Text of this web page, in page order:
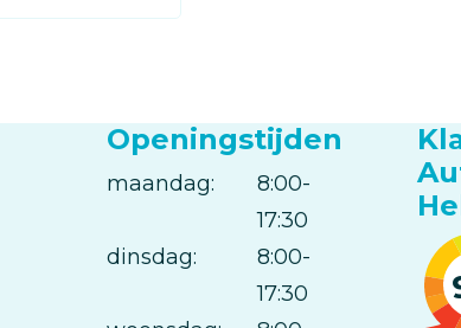
Openingstijden
Dag
Time
Reactie
maandag:
8:00-
17:30
dinsdag:
8:00-
17:30